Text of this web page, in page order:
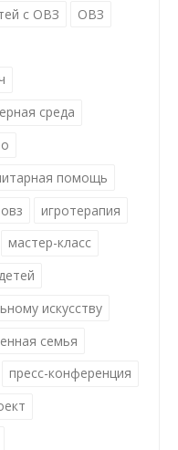
с ОВЗ
ОВЗ
среда
помощь
игротерапия
мастер-класс
искусству
семья
пресс-конференция